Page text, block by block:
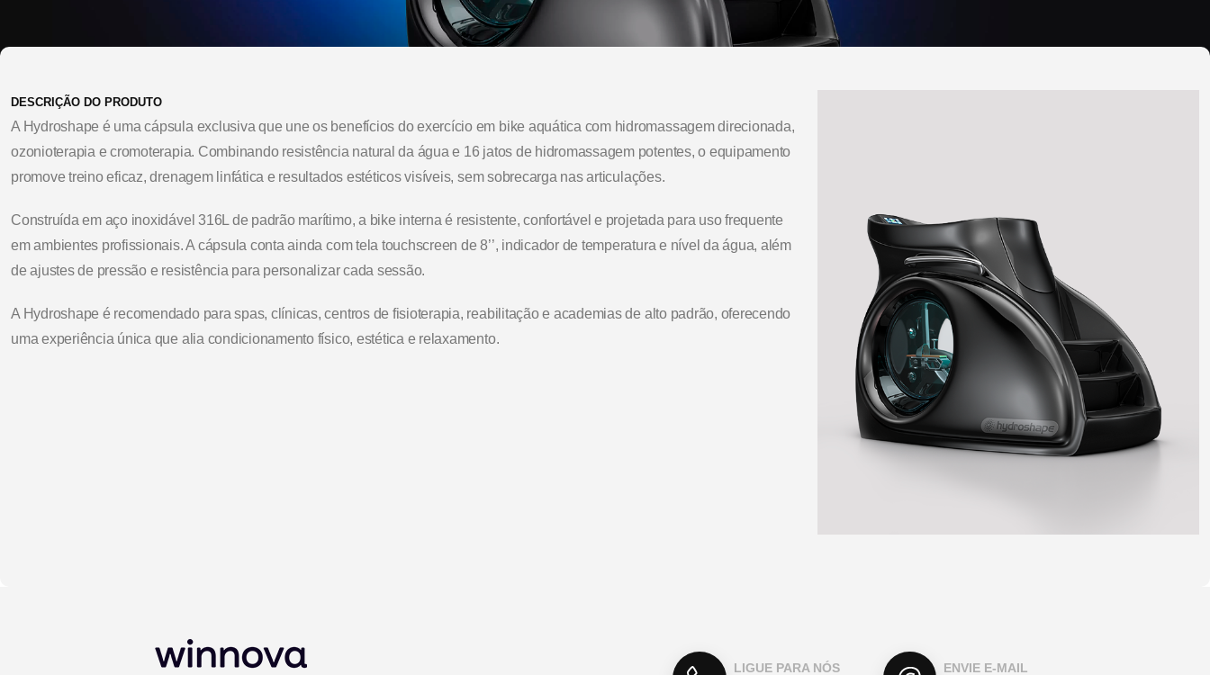
DESCRIÇÃO DO PRODUTO
A Hydroshape é uma cápsula exclusiva que une os benefícios do exercício em bike aquática com hidromassagem direcionada,
ozonioterapia e cromoterapia. Combinando resistência natural da água e 16 jatos de hidromassagem potentes, o equipamento
promove treino eficaz, drenagem linfática e resultados estéticos visíveis, sem sobrecarga nas articulações.
Construída em aço inoxidável 316L de padrão marítimo, a bike interna é resistente, confortável e projetada para uso frequente
em ambientes profissionais. A cápsula conta ainda com tela touchscreen de 8’’, indicador de temperatura e nível da água, além
de ajustes de pressão e resistência para personalizar cada sessão.
A Hydroshape é recomendado para spas, clínicas, centros de fisioterapia, reabilitação e academias de alto padrão, oferecendo
uma experiência única que alia condicionamento físico, estética e relaxamento.
LIGUE PARA NÓS ENVIE E-MAIL